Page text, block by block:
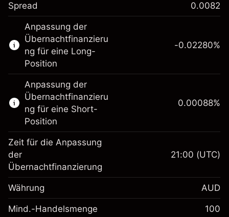
Dieses Finanzinstrument steht für das Traden
über CFDs und Knock-outs zur Verfügung.
Erfahren Sie mehr über:
CFDs
Knock-outs
Spread 0.0082
Anpassung der
Übernachtfinanzieru
ng für eine Long-
Position
A$1,000.00
Anpassung der
Übernachtfinanzierung
Gebühren aus
Positionswert
-0.022801
%
-0.02280%
Anpassung der
Übernachtfinanzieru
ng für eine Short-
Position
Margin. Ihre Investition
A$1,000.00
0.00088%
Zeit für die Anpassung
der
Übernachtfinanzierung
21:00 (UTC)
Währung AUD
Mind.-Handelsmenge 100